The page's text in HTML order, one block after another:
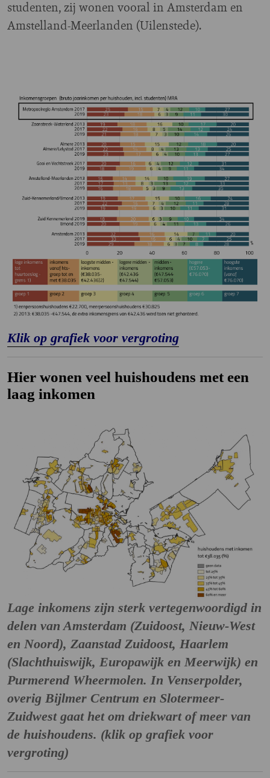
studenten, zij wonen vooral in Amsterdam en
Amstelland-Meerlanden (Uilenstede).
Klik op grafiek voor vergroting
Hier wonen veel huishoudens met een
laag inkomen
Lage inkomens zijn sterk vertegenwoordigd in
delen van Amsterdam (Zuidoost, Nieuw-West
en Noord), Zaanstad Zuidoost, Haarlem
(Slachthuiswijk, Europawijk en Meerwijk) en
Purmerend Wheermolen. In Venserpolder,
overig Bijlmer Centrum en Slotermeer-
Zuidwest gaat het om driekwart of meer van
de huishoudens. (klik op grafiek voor
vergroting)